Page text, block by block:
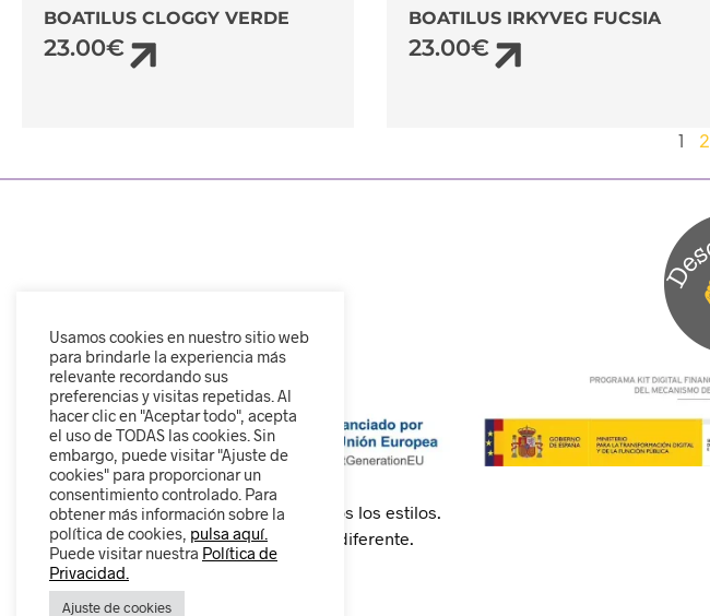
BOATILUS CLOGGY VERDE
23.00€
BOATILUS IRKYVEG FUCSIA
23.00€
1 2
Calzado cómodo, moderno y para todos los estilos.
Descubre nuestra colección y camina diferente.
Usamos cookies en nuestro sitio web
para brindarle la experiencia más
relevante recordando sus
preferencias y visitas repetidas. Al
hacer clic en "Aceptar todo", acepta
el uso de TODAS las cookies. Sin
embargo, puede visitar "Ajuste de
cookies" para proporcionar un
consentimiento controlado. Para
obtener más información sobre la
política de cookies, pulsa aquí.
Puede visitar nuestra Política de
Privacidad.
Ajuste de cookies